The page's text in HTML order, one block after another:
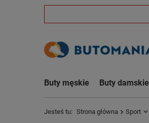
Buty męskie Buty damskie
Jesteś tu: Strona główna Sport